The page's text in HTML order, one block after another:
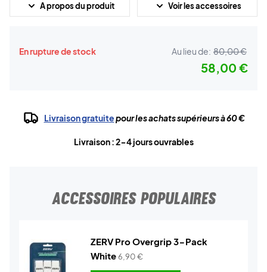
A propos du produit Voir les accessoires
En rupture de stock Au lieu de: 80,00 €
58,00 €
Livraison gratuitepour les achats supérieurs à 60 €
Livraison : 2-4 jours ouvrables
ACCESSOIRES POPULAIRES
ZERV Pro Overgrip 3-Pack
White6,90€